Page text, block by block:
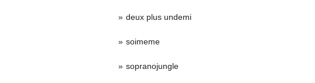
deux plus undemi
soimeme
sopranojungle